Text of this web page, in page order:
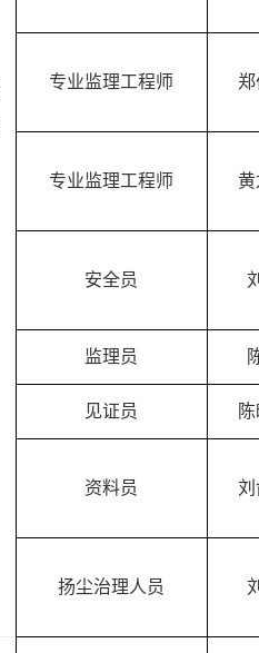
专业监理工程师 郑
专业监理工程师 黄
安全员
监理员
见证员
资料员 刘
扬尘治理人员